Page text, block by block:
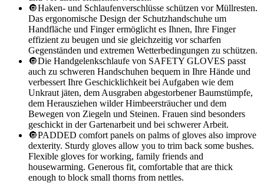
🔘Haken- und Schlaufenverschlüsse schützen vor Müllresten.
Das ergonomische Design der Schutzhandschuhe um
Handfläche und Finger ermöglicht es Ihnen, Ihre Finger
effizient zu beugen und sie gleichzeitig vor scharfen
Gegenständen und extremen Wetterbedingungen zu schützen.
🔘Die Handgelenkschlaufe von SAFETY GLOVES passt
auch zu schweren Handschuhen bequem in Ihre Hände und
verbessert Ihre Geschicklichkeit bei Aufgaben wie dem
Unkraut jäten, dem Ausgraben abgestorbener Baumstümpfe,
dem Herausziehen wilder Himbeersträucher und dem
Bewegen von Ziegeln und Steinen. Frauen sind besonders
geschickt in der Gartenarbeit und bei schwerer Arbeit.
🔘PADDED comfort panels on palms of gloves also improve
dexterity. Sturdy gloves allow you to trim back some bushes.
Flexible gloves for working, family friends and
housewarming. Generous fit, comfortable that are thick
enough to block small thorns from nettles.